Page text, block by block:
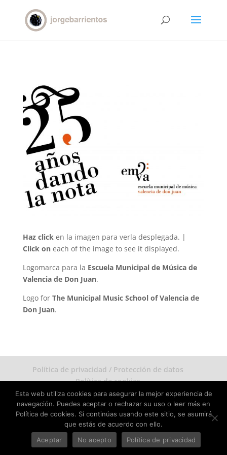
Haz click en la imagen para verla desplegada. |
Click oneach of the image to see it displayed.
Logomarca para la Escuela Municipal de Música de
Valencia de Don Juan.
Logo for The Municipal Music School of Valencia de
Don Juan.
Política de privacidad / Protección de datos
Política de cookies
Jorge Barrientos copyright 2026. Todos los derechos
de imágenes reservados.
Esta web utiliza cookies para asegurar la mejor experiencia de
navegación. Puedes aceptar o rechazar su uso o leer más en
Política de cookies. Si continúas usando este sitio, se asumirá
que estás de acuerdo con ello.
Aceptar
No acepto Política de privacidad